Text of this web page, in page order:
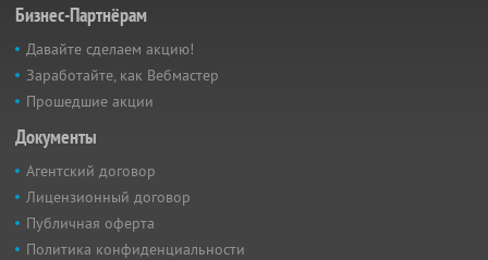
Бизнес-Партнёрам
Давайте сделаем акцию!
Заработайте, как Вебмастер
Прошедшие акции
Документы
Агентский договор
Лицензионный договор
Публичная оферта
Политика конфиденциальности